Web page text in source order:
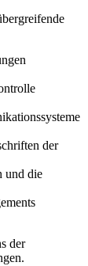
der
und die
der